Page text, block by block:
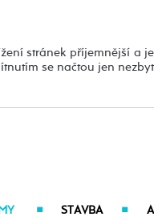
stránek příjemnější a
se načtou jen
■ STAVBA ■